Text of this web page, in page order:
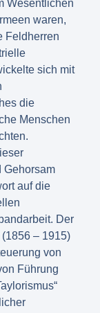
Wesentlichen
waren,
Feldherren
sich mit
die
Menschen
Gehorsam
auf die
Der
– 1915)
von
Führung